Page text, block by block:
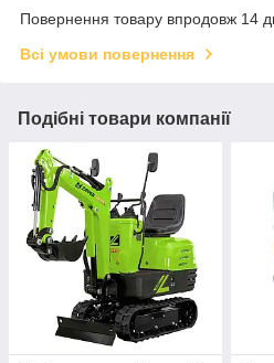
Повернення товару впродовж 14
Всі умови повернення
Подібні товари компанії